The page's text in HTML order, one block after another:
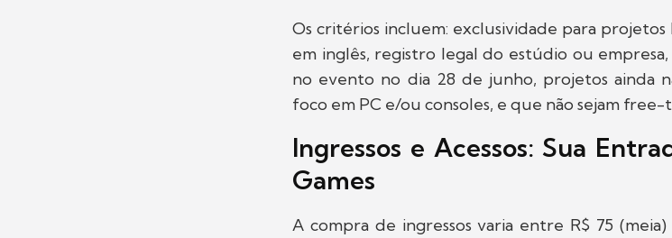
Os critérios incluem: exclusividade para
em inglês, registro legal do estúdio ou
no evento no dia 28 de junho, projetos ainda
foco em PC e/ou consoles, e que não sejam
Ingressos e Acessos: Sua
Games
A compra de ingressos varia entre R$ 75 (meia)